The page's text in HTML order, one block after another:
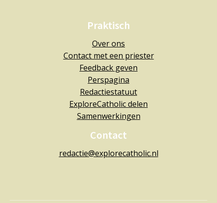
Praktisch
Over ons
Contact met een priester
Feedback geven
Perspagina
Redactiestatuut
ExploreCatholic delen
Samenwerkingen
Contact
redactie@explorecatholic.nl